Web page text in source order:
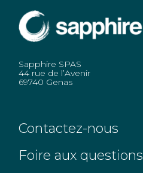
Sapphire SPAS
44 rue de l’Avenir
69740 Genas
Contactez-nous
Foire aux questions